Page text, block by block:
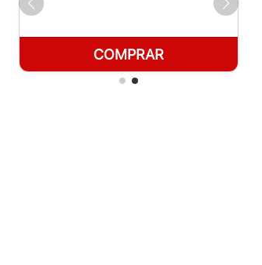
COMPRAR